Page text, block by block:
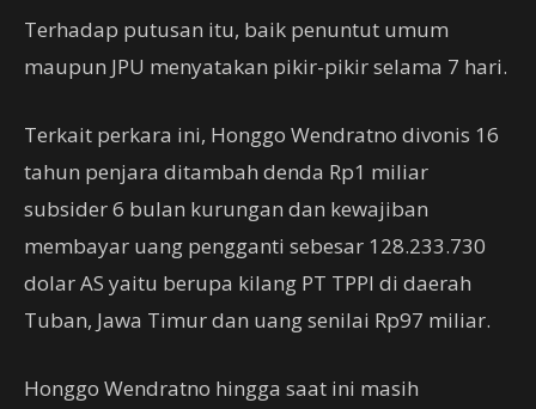
Terhadap putusan itu, baik penuntut umum
maupun JPU menyatakan pikir-pikir selama 7 hari.
Terkait perkara ini, Honggo Wendratno divonis 16
tahun penjara ditambah denda Rp1 miliar
subsider 6 bulan kurungan dan kewajiban
membayar uang pengganti sebesar 128.233.730
dolar AS yaitu berupa kilang PT TPPI di daerah
Tuban, Jawa Timur dan uang senilai Rp97 miliar.
Honggo Wendratno hingga saat ini masih